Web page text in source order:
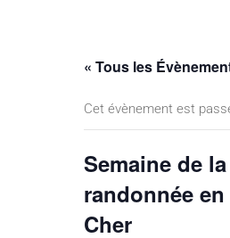
« Tous les
Cet évènement est
Semaine de la
randonnée
Cher